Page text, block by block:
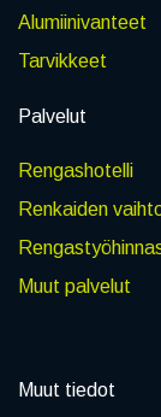
Alumiinivanteet
Tarvikkeet
Palvelut
Rengashotelli
Renkaiden
Muut palvelut
Muut tiedot